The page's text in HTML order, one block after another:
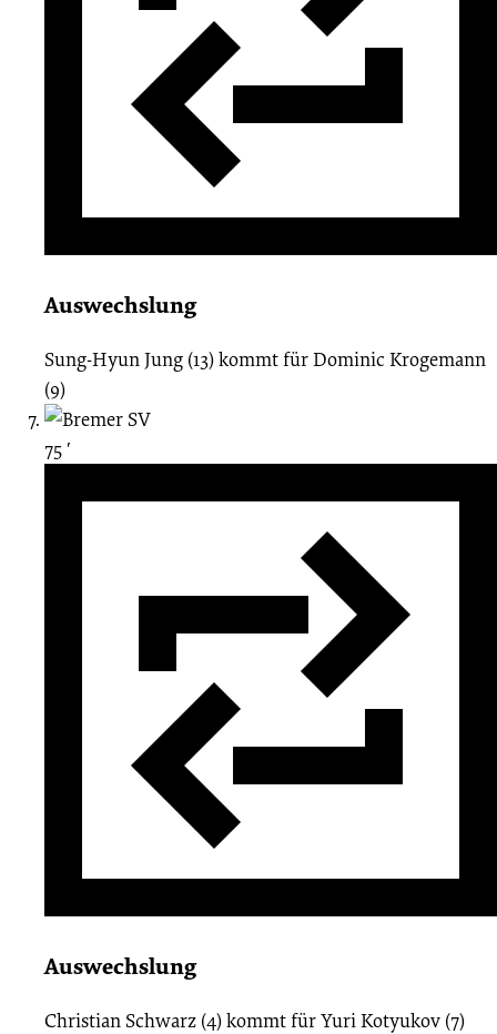
Auswechslung
Sung-Hyun Jung (13)kommt fürDominic Krogemann
(9)
75 ′
Auswechslung
Christian Schwarz (4)kommt fürYuri Kotyukov (7)